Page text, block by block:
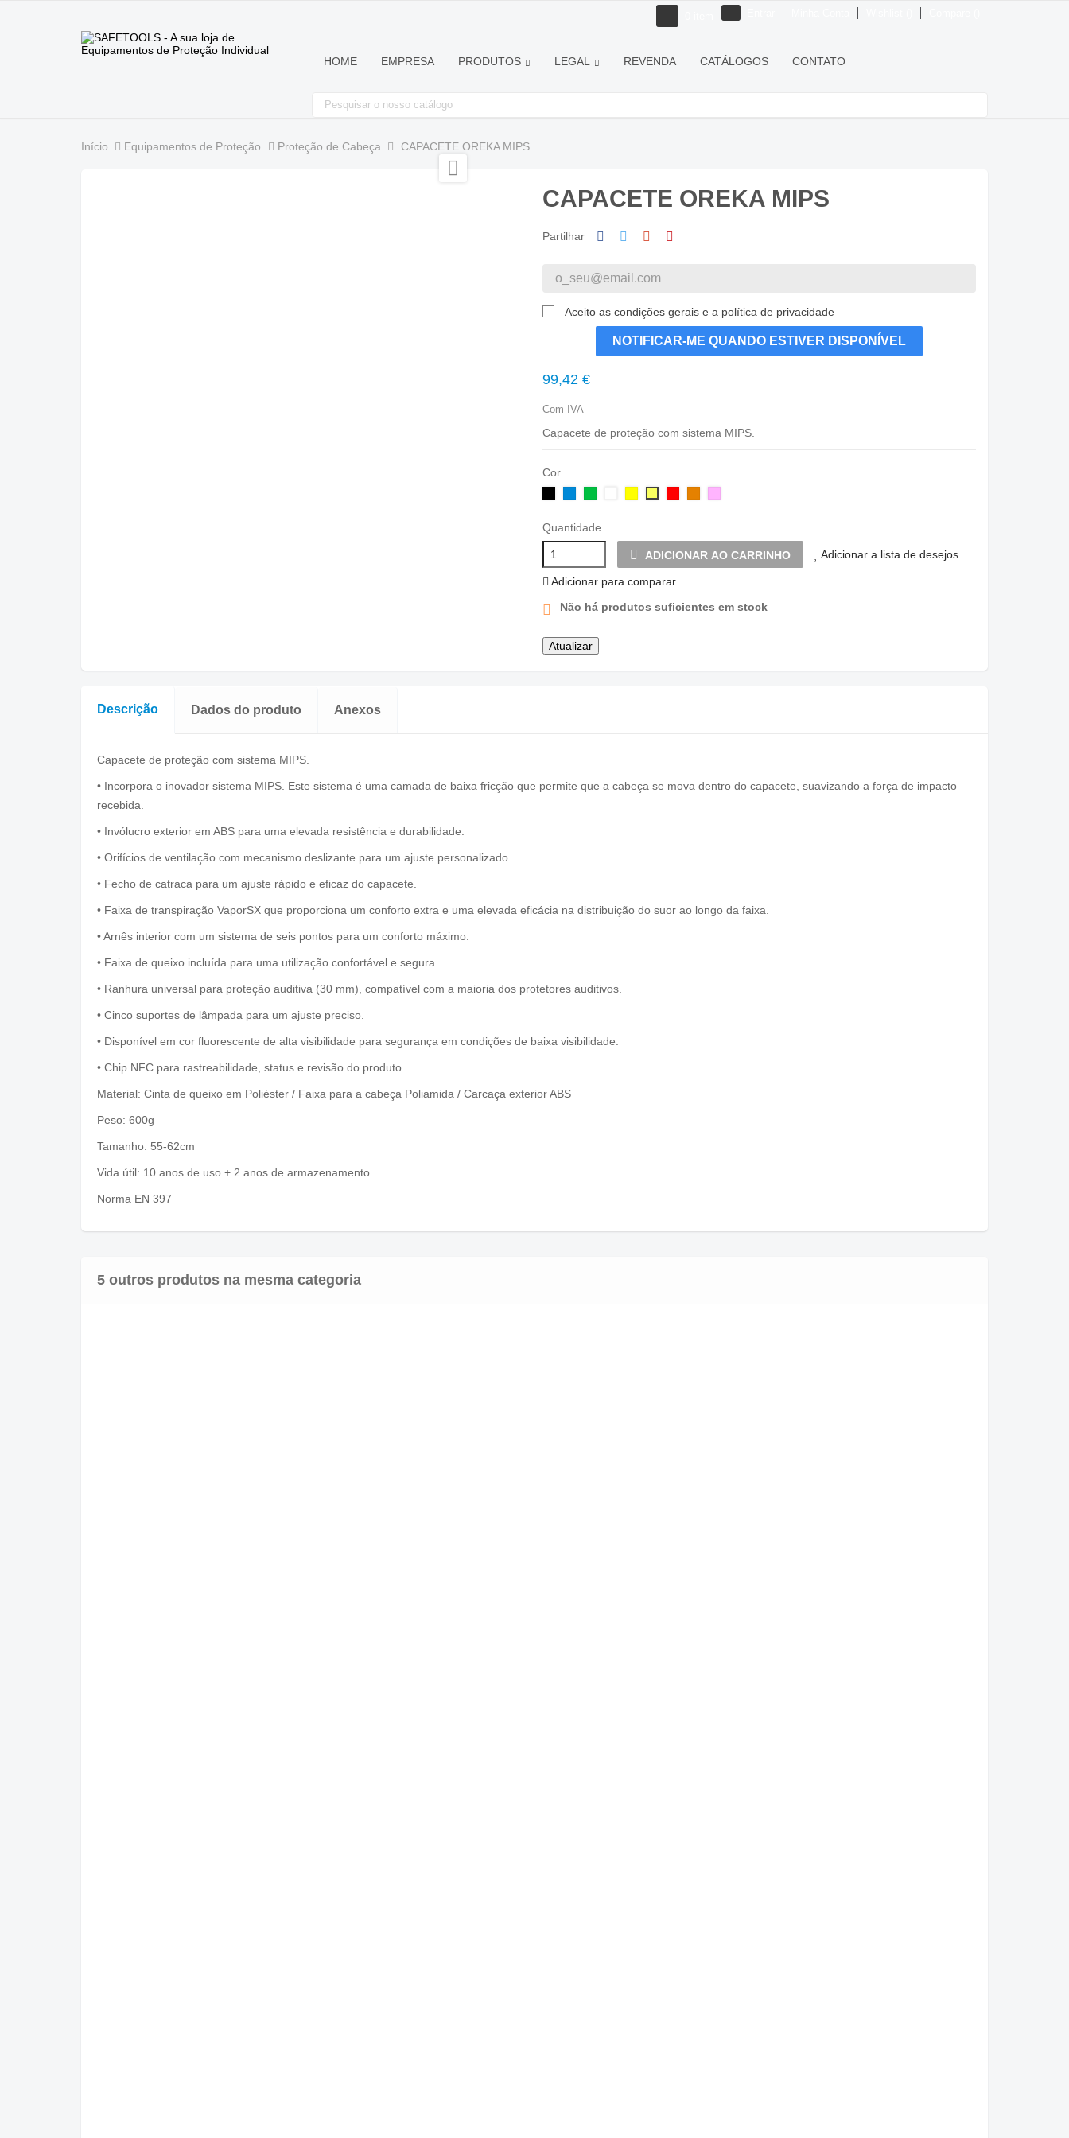
HOME EMPRESA PRODUTOS LEGAL REVENDA CATÁLOGOS CONTATO
Início Equipamentos de Proteção Proteção de Cabeça CAPACETE OREKA MIPS

CAPACETE OREKA MIPS
Partilhar
Aceito as condições gerais e a política de privacidade
NOTIFICAR-ME QUANDO ESTIVER DISPONÍVEL
99,42 €
Com IVA
Capacete de proteção com sistema MIPS.
Cor
Quantidade
ADICIONAR AO CARRINHO Adicionar a lista de desejos
Adicionar para comparar
Não há produtos suficientes em stock
Descrição Dados do produto Anexos
Capacete de proteção com sistema MIPS.
• Incorpora o inovador sistema MIPS. Este sistema é uma camada de baixa fricção que permite que a cabeça se mova dentro do capacete, suavizando a força de impacto
recebida.
• Invólucro exterior em ABS para uma elevada resistência e durabilidade.
• Orifícios de ventilação com mecanismo deslizante para um ajuste personalizado.
• Fecho de catraca para um ajuste rápido e eficaz do capacete.
• Faixa de transpiração VaporSX que proporciona um conforto extra e uma elevada eficácia na distribuição do suor ao longo da faixa.
• Arnês interior com um sistema de seis pontos para um conforto máximo.
• Faixa de queixo incluída para uma utilização confortável e segura.
• Ranhura universal para proteção auditiva (30 mm), compatível com a maioria dos protetores auditivos.
• Cinco suportes de lâmpada para um ajuste preciso.
• Disponível em cor fluorescente de alta visibilidade para segurança em condições de baixa visibilidade.
• Chip NFC para rastreabilidade, status e revisão do produto.
Material: Cinta de queixo em Poliéster / Faixa para a cabeça Poliamida / Carcaça exterior ABS
Peso: 600g
Tamanho: 55-62cm
Vida útil: 10 anos de uso + 2 anos de armazenamento
Norma EN 397
5 outros produtos na mesma categoria